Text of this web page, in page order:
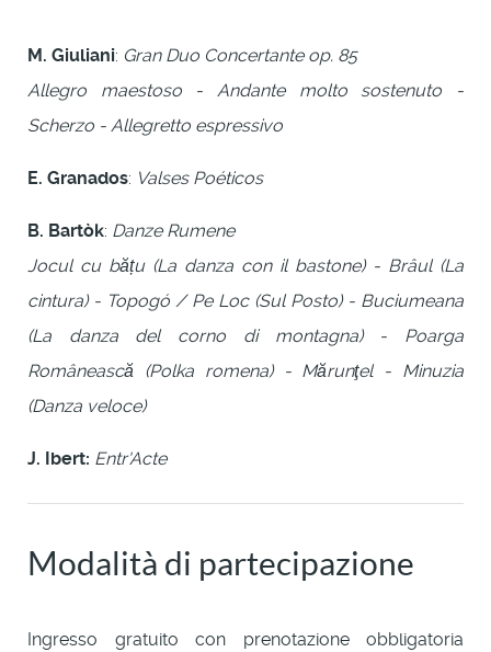
M. Giuliani: Gran Duo Concertante op. 85
Allegro maestoso - Andante molto sostenuto -
Scherzo - Allegretto espressivo
E. Granados: Valses Poéticos
B. Bartòk: Danze Rumene
Jocul cu bățu (La danza con il bastone) - Brâul (La
cintura) - Topogó / Pe Loc (Sul Posto) - Buciumeana
(La danza del corno di montagna) - Poarga
Românească (Polka romena) - Mărunţel - Minuzia
(Danza veloce)
J. Ibert: Entr'Acte
Modalità di partecipazione
Ingresso gratuito con prenotazione obbligatoria